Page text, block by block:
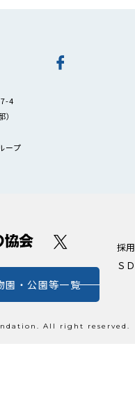
4
ープ
園・公園等一覧
採
Ｓ
All right reserved.